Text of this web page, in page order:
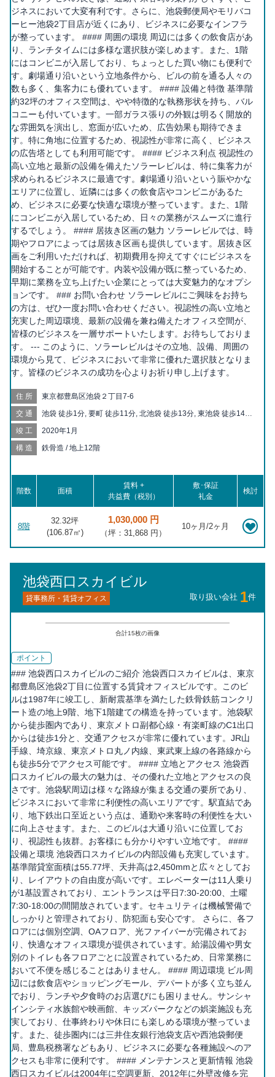
ジネスにおいて大変有利です。さらに、池袋郵便局やモリバコ
ーヒー池袋2丁目店が近くにあり、ビジネスに必要なインフラ
が整っています。 #### 周囲の環境 周辺には多くの飲食店があ
り、ランチタイムには多様な選択肢が楽しめます。また、1階
にはコンビニが入居しており、ちょっとした買い物にも便利で
す。劇場通り沿いという立地条件から、ビルの前を通る人々の
数も多く、集客力にも優れています。 #### 設備と特徴 基準階
約32坪のオフィス空間は、やや特徴的な執務形状を持ち、バル
コニーも付いています。一部ガラス張りの外観は明るく開放的
な雰囲気を演出し、窓面が広いため、広告効果も期待できま
す。特に角地に位置するため、視認性が非常に高く、ビジネス
の広告塔としても利用可能です。 #### ビジネス利点 視認性の
高い立地と最新の設備を備えたソラーレビルは、特に集客力が
求められるビジネスに最適です。劇場通り沿いという賑やかな
エリアに位置し、近隣には多くの飲食店やコンビニがあるた
め、ビジネスに必要な快適な環境が整っています。また、1階
にコンビニが入居しているため、日々の業務がスムーズに進行
するでしょう。 #### 居抜き区画の魅力 ソラーレビルでは、時
期やフロアによっては居抜き区画も提供しています。居抜き区
画をご利用いただければ、初期費用を抑えてすぐにビジネスを
開始することが可能です。内装や設備が既に整っているため、
早期に業務を立ち上げたい企業にとっては大変魅力的なオプシ
ョンです。 ### お問い合わせ ソラーレビルにご興味をお持ち
の方は、ぜひ一度お問い合わせください。視認性の高い立地と
充実した周辺環境、最新の設備を兼ね備えたオフィス空間が、
皆様のビジネスを一層サポートいたします。お待ちしておりま
す。 --- このように、ソラーレビルはその立地、設備、周囲の
環境から見て、ビジネスにおいて非常に優れた選択肢となりま
す。皆様のビジネスの成功を心よりお祈り申し上げます。
住所 東京都豊島区池袋２丁目7-6
交通
池袋 徒歩1分, 要町 徒歩11分, 北池袋 徒歩13分, 東池袋 徒歩14分,
雑司が谷 徒歩18分, 椎名町 徒歩18分, 鬼子母神前 徒歩18分, 下板
橋 徒歩19分, 向原 徒歩19分, 板橋 徒歩20分
竣工 2020年1月
構造 鉄骨造 / 地上12階
階数 面積
賃料 +
共益費（税別）
敷･保証
礼金
検討
8階
32.32坪
(106.87㎡)
1,030,000 円
（坪：31,868 円）
10ヶ月/2ヶ月
池袋西口スカイビル
貸事務所・賃貸オフィス 取り扱い会社 1件
合計15枚の画像
ポイント
### 池袋西口スカイビルのご紹介 池袋西口スカイビルは、東京
都豊島区池袋2丁目に位置する賃貸オフィスビルです。このビ
ルは1987年に竣工し、新耐震基準を満たした鉄骨鉄筋コンクリ
ート造の地上9階、地下1階建ての構造を持っています。池袋駅
から徒歩圏内であり、東京メトロ副都心線・有楽町線のC1出口
からは徒歩1分と、交通アクセスが非常に優れています。JR山
手線、埼京線、東京メトロ丸ノ内線、東武東上線の各路線から
も徒歩5分でアクセス可能です。 #### 立地とアクセス 池袋西
口スカイビルの最大の魅力は、その優れた立地とアクセスの良
さです。池袋駅周辺は様々な路線が集まる交通の要所であり、
ビジネスにおいて非常に利便性の高いエリアです。駅直結であ
り、地下鉄出口至近という点は、通勤や来客時の利便性を大い
に向上させます。また、このビルは大通り沿いに位置してお
り、視認性も抜群。お客様にも分かりやすい立地です。 ####
設備と環境 池袋西口スカイビルの内部設備も充実しています。
基準階貸室面積は55.77坪、天井高は2,450mmと広々としてお
り、レイアウトの自由度が高いです。エレベーターは11人乗り
が1基設置されており、エントランスは平日7:30-20:00、土曜
7:30-18:00の間開放されています。セキュリティは機械警備で
しっかりと管理されており、防犯面も安心です。 さらに、各フ
ロアには個別空調、OAフロア、光ファイバーが完備されてお
り、快適なオフィス環境が提供されています。給湯設備や男女
別のトイレも各フロアごとに設置されているため、日常業務に
おいて不便を感じることはありません。 #### 周辺環境 ビル周
辺には飲食店やショッピングモール、デパートが多く立ち並ん
でおり、ランチや夕食時のお店選びにも困りません。サンシャ
インシティ水族館や映画館、キッズパークなどの娯楽施設も充
実しており、仕事終わりや休日にも楽しめる環境が整っていま
す。また、徒歩圏内には三井住友銀行池袋支店や西池袋郵便
局、豊島税務署などもあり、ビジネスに必要な各種施設へのア
クセスも非常に便利です。 #### メンテナンスと更新情報 池袋
西口スカイビルは2004年に空調更新、2012年に外壁改修を完